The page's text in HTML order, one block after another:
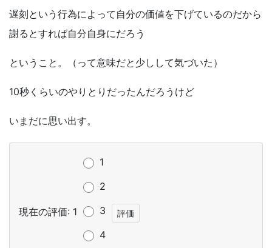
遅刻という行為によって自分の価値を下げているのだから
謝るとすれば自分自身にだろう
ということ。（って意味だと少しして気づいた）
10秒くらいのやりとりだったんだろうけど
いまだに思い出す。
現在の評価: 1
1
2
3
4